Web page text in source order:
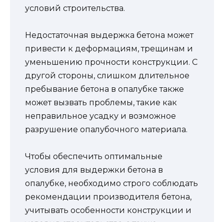
условий строительства.
Недостаточная выдержка бетона может
привести к деформациям, трещинам и
уменьшению прочности конструкции. С
другой стороны, слишком длительное
пребывание бетона в опалубке также
может вызвать проблемы, такие как
неправильное усадку и возможное
разрушение опалубочного материала.
Чтобы обеспечить оптимальные
условия для выдержки бетона в
опалубке, необходимо строго соблюдать
рекомендации производителя бетона,
учитывать особенности конструкции и